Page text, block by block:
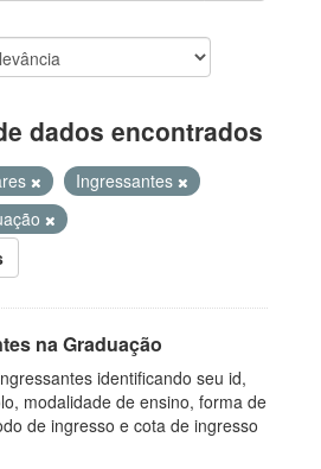
dados encontrados
Ingressantes
na Graduação
identificando seu id,
modalidade de ensino, forma de
de ingresso e cota de ingresso